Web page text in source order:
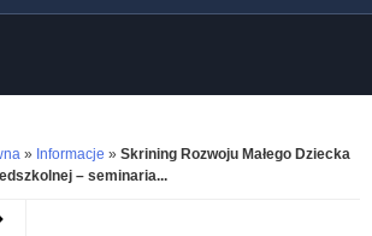
» Informacje » Skrining Rozwoju Małego Dziecka
– seminaria...